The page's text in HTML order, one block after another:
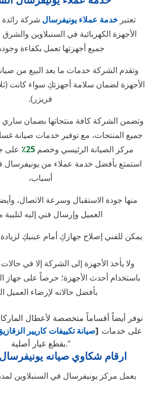
تعتبر خدمة عملاء يونيفرسال شركة
الأجهزة الكهربائية في السنبلاوين
جميع أجهزتها تعمل بكفاءة
وتقدم الشركة خدمات ما بعد البيع من
الأجهزة لضمان سلامة أجهزتكِ سواء كانت
فريزر).
جميع المنتجات، مع توفير خدمات صيانة
مركز الصيانة الرئيسي وخصم25٪
على
استمتع بأفضل خدمة عملاء من يونيفرسال
أسباب،
منها جودة الاستقبال وسرعة الاتصال،
العميل وإرسال فني إليه لتلبية
يمكن للفني إصلاح جهازكِ أمام عينيكِ لزيادة
ولا يأخذ الأجهزة إلى الشركة إلا في
باستخدام أحدث الأجهزة؛ حرصاً على جهاز
بأفضل حالاته لإرضاء العميل
على خدمات [صيانة تكييفات كاريير
بقطع غيار أصلية.”
ارقام شكاوي صيانه يونيفرسال
يعمل مركز يونيفرسال في السنبلاوين لمدة 15 ساعة